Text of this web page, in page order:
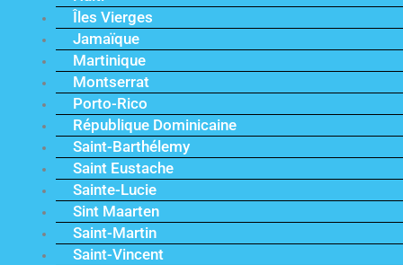
Îles Vierges
Jamaïque
Martinique
Montserrat
Porto-Rico
République Dominicaine
Saint-Barthélemy
Saint Eustache
Sainte-Lucie
Sint Maarten
Saint-Martin
Saint-Vincent